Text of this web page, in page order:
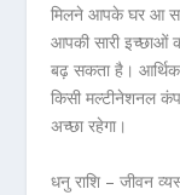
मिलने आपके घर आ
आपकी सारी इच्छाओं
बढ़ सकता है। आर्थिक
किसी मल्टीनेशनल
अच्छा रहेगा।
धनु राशि – जीवन